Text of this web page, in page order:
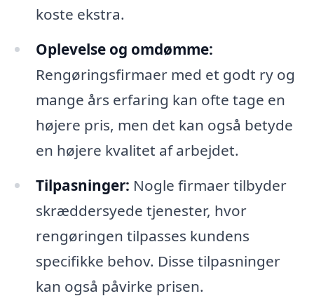
koste ekstra.
Oplevelse og omdømme:
Rengøringsfirmaer med et godt ry og
mange års erfaring kan ofte tage en
højere pris, men det kan også betyde
en højere kvalitet af arbejdet.
Tilpasninger: Nogle firmaer tilbyder
skræddersyede tjenester, hvor
rengøringen tilpasses kundens
specifikke behov. Disse tilpasninger
kan også påvirke prisen.